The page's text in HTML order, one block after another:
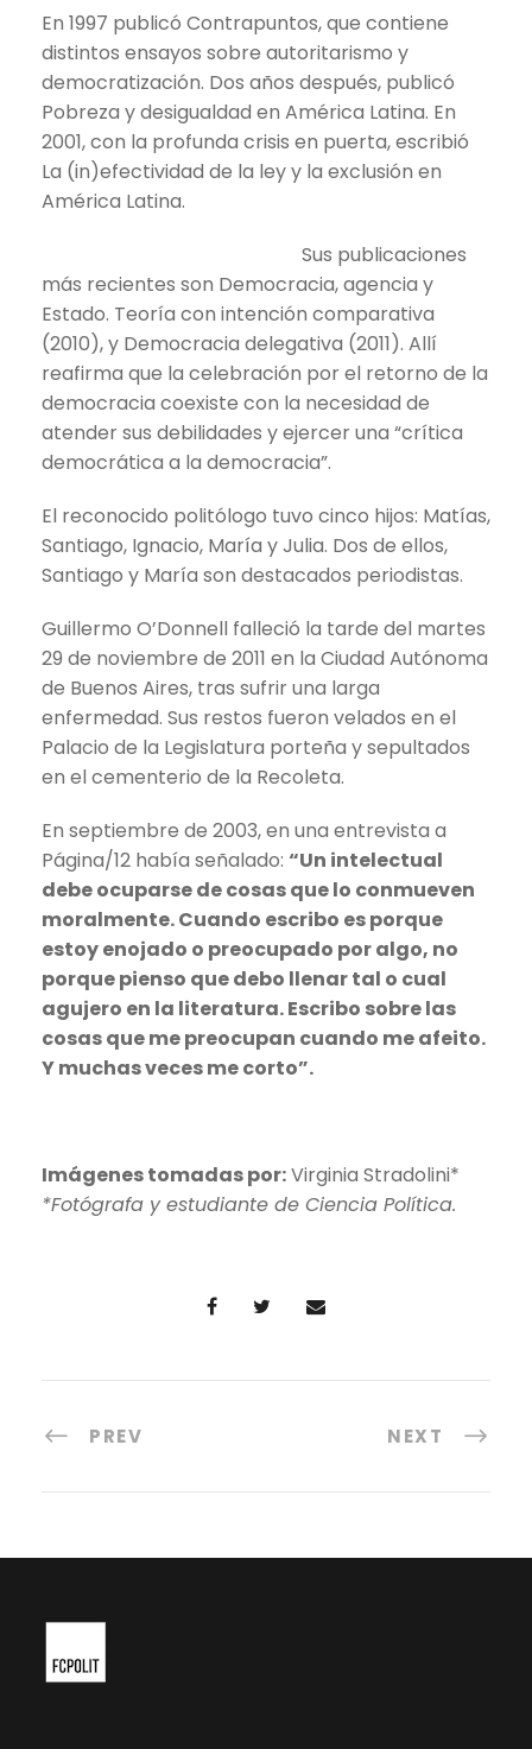
En 1997 publicó Contrapuntos, que contiene
distintos ensayos sobre autoritarismo y
democratización. Dos años después, publicó
Pobreza y desigualdad en América Latina. En
2001, con la profunda crisis en puerta, escribió
La (in)efectividad de la ley y la exclusión en
América Latina.
Sus publicaciones
más recientes son Democracia, agencia y
Estado. Teoría con intención comparativa
(2010), y Democracia delegativa (2011). Allí
reafirma que la celebración por el retorno de la
democracia coexiste con la necesidad de
atender sus debilidades y ejercer una “crítica
democrática a la democracia”.
El reconocido politólogo tuvo cinco hijos: Matías,
Santiago, Ignacio, María y Julia. Dos de ellos,
Santiago y María son destacados periodistas.
Guillermo O’Donnell falleció la tarde del martes
29 de noviembre de 2011 en la Ciudad Autónoma
de Buenos Aires, tras sufrir una larga
enfermedad. Sus restos fueron velados en el
Palacio de la Legislatura porteña y sepultados
en el cementerio de la Recoleta.
En septiembre de 2003, en una entrevista a
Página/12 había señalado: “Un intelectual
debe ocuparse de cosas que lo conmueven
moralmente. Cuando escribo es porque
estoy enojado o preocupado por algo, no
porque pienso que debo llenar tal o cual
agujero en la literatura. Escribo sobre las
cosas que me preocupan cuando me afeito.
Y muchas veces me corto”.
Imágenes tomadas por:Virginia Stradolini*
*Fotógrafa y estudiante de Ciencia Política.
PREV NEXT